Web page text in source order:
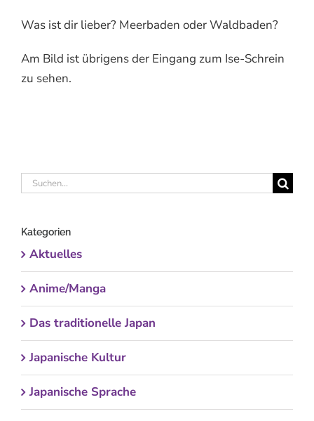
Was ist dir lieber? Meerbaden oder Waldbaden?
Am Bild ist übrigens der Eingang zum Ise-Schrein
zu sehen.
Suche
Kategorien
Aktuelles
Anime/Manga
Das traditionelle Japan
Japanische Kultur
Japanische Sprache